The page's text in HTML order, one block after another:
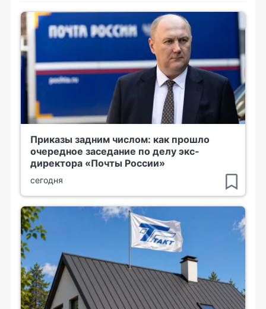
Приказы задним числом: как прошло
очередное заседание по делу экс-
директора «Почты России»
сегодня